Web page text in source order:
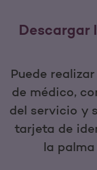
Descargar
Puede
de médico,
del servicio y
tarjeta de
la